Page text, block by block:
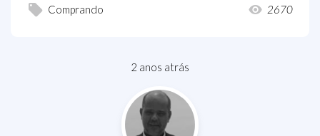
Comprando 2670
2 anos atrás